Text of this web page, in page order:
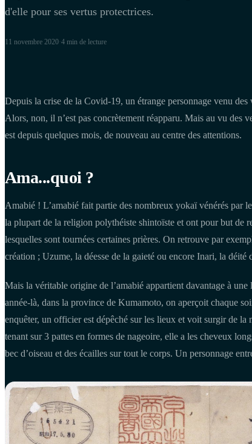
d'elle pour ses vertus protectrices.
11 novembre 2020 4 min de lecture
Depuis la crise de la Covid-19, un étrange personnage venu
Alors, non, il n’est pas concrètement réapparu. Mais au vu des
est depuis quelques mois, de nouveau au centre des attentions.
Ama...quoi ?
Amabié ! L’amabié fait partie des nombreux yokaï vénérés par
la plupart de la religion polythéiste shintoïste et ont pour but de
lesquelles sont tournées certaines prières. On retrouve par
création ; Uzume, la déesse de la gaieté ou encore Inari, la déité
Mais la véritable origine de l’amabié appartient davantage à
année-là, dans la province de Kumamoto, on aperçoit chaque
enquêter, un officier est dépêché sur les lieux et voit surgir de la
tenant sur 3 pattes en formes de nageoire, elle a les cheveux
bec d’oiseau et des écailles sur tout le corps. Un personnage